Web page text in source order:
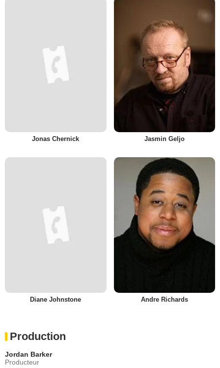
Jonas Chernick Jasmin Geljo
Diane Johnstone Andre Richards
Production
Jordan Barker
Producteur